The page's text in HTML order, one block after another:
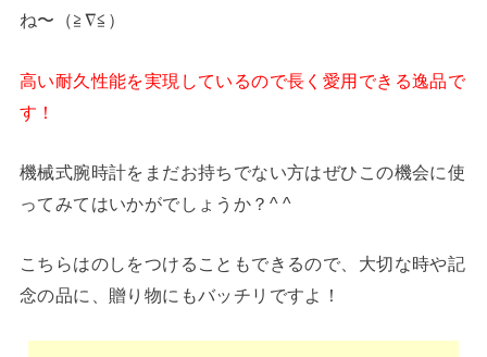
ね〜（≧∇≦）
高い耐久性能を実現しているので長く愛用できる逸品で
す！
機械式腕時計をまだお持ちでない方はぜひこの機会に使
ってみてはいかがでしょうか？^ ^
こちらはのしをつけることもできるので、大切な時や記
念の品に、贈り物にもバッチリですよ！